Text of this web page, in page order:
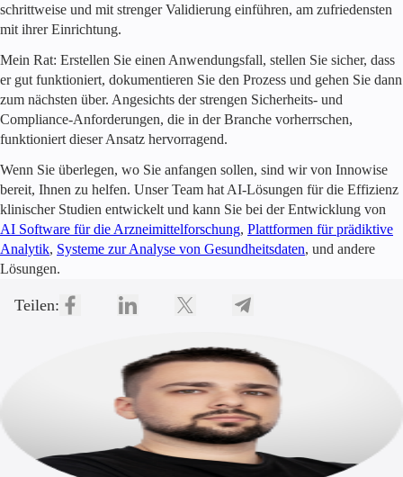
schrittweise und mit strenger Validierung einführen, am zufriedensten
mit ihrer Einrichtung.
Mein Rat: Erstellen Sie einen Anwendungsfall, stellen Sie sicher, dass
er gut funktioniert, dokumentieren Sie den Prozess und gehen Sie dann
zum nächsten über. Angesichts der strengen Sicherheits- und
Compliance-Anforderungen, die in der Branche vorherrschen,
funktioniert dieser Ansatz hervorragend.
Wenn Sie überlegen, wo Sie anfangen sollen, sind wir von Innowise
bereit, Ihnen zu helfen. Unser Team hat AI-Lösungen für die Effizienz
klinischer Studien entwickelt und kann Sie bei der Entwicklung von
AI Software für die Arzneimittelforschung, Plattformen für prädiktive
Analytik, Systeme zur Analyse von Gesundheitsdaten, und andere
Lösungen.
Teilen: